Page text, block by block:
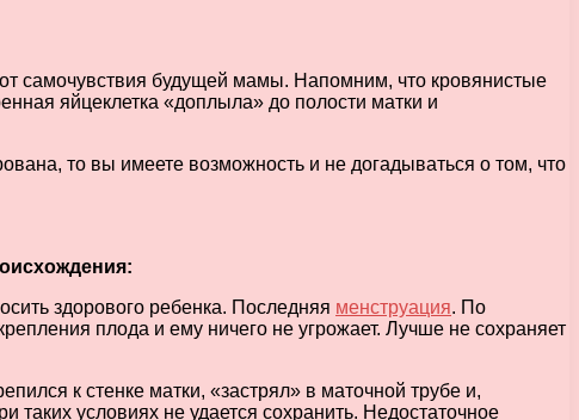
самочувствия будущей мамы. Напомним, что кровянистые
яйцеклетка «доплыла» до полости матки и
то вы имеете возможность и не догадываться о том, что
здорового ребенка. Последняя менструация. По
плода и ему ничего не угрожает. Лучше не сохраняет
к стенке матки, «застрял» в маточной трубе и,
условиях не удается сохранить. Недостаточное